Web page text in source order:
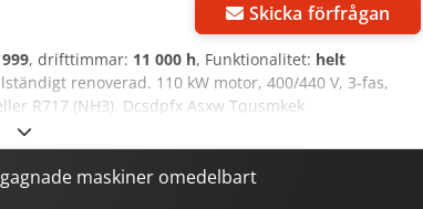
Skicka förfrågan
, drifttimmar: 11 000 h, Funktionalitet: helt
renoverad. 110 kW motor, 400/440 V, 3-fas,
R717 (NH3). Dcsdpfx Asxw Tqusmkek
maskiner omedelbart